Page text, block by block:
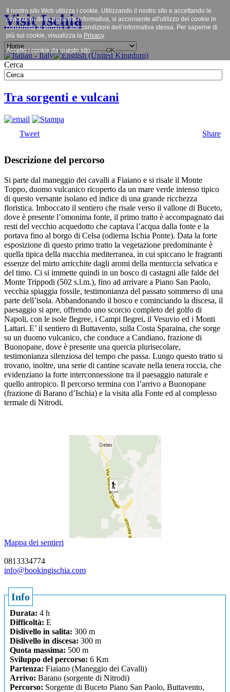
Visit Ischia
Cerca
Tra sorgenti e vulcani
Tweet Share
Descrizione del percorso
Si parte dal maneggio dei cavalli a Fiaiano e si risale il Monte
Toppo, duomo vulcanico ricoperto da un mare verde intenso tipico
di questo versante isolano ed indice di una grande ricchezza
floristica. Imboccato il sentiero che risale verso il vallone di Buceto,
dove è presente l’omonima fonte, il primo tratto è accompagnato dai
resti del vecchio acquedotto che captava l’acqua dalla fonte e la
portava fino al borgo di Celsa (odierna Ischia Ponte). Data la forte
esposizione di questo primo tratto la vegetazione predominante è
quella tipica della macchia mediterranea, in cui spiccano le fragranti
essenze del mirto arricchite dagli aromi della mentuccia selvatica e
del timo. Ci si immette quindi in un bosco di castagni alle falde del
Monte Trippodi (502 s.l.m.), fino ad arrivare a Piano San Paolo,
vecchia spiaggia fossile, testimonianza del passato sommerso di una
parte dell’isola. Abbandonando il bosco e cominciando la discesa, il
paesaggio si apre, offrendo uno scorcio completo del golfo di
Napoli, con le isole flegree, i Campi flegrei, il Vesuvio ed i Monti
Lattari. E’ il sentiero di Buttavento, sulla Costa Sparaina, che sorge
su un duomo vulcanico, che conduce a Candiano, frazione di
Buonopane, dove è presente una quercia plurisecolare,
testimonianza silenziosa del tempo che passa. Lungo questo tratto si
trovano, inoltre, una serie di cantine scavate nella tenera roccia, che
evidenziano la forte interconnessione tra il paesaggio naturale e
quello antropico. Il percorso termina con l’arrivo a Buonopane
(frazione di Barano d’Ischia) e la visita alla Fonte ed al complesso
termale di Nitrodi.
Mappa dei sentieri
0813334774
info@bookingischia.com
Info
Durata: 4 h
Difficoltà: E
Dislivello in salita: 300 m
Dislivello in discesa: 300 m
Quota massima: 500 m
Sviluppo del percorso: 6 Km
Partenza: Fiaiano (Maneggio dei Cavalli)
Arrivo: Barano (sorgente di Nitrodi)
Percorso: Sorgente di Buceto Piano San Paolo, Buttavento,
Il nostro sito Web utilizza i cookie. Utilizzando il nostro sito e accettando le
condizioni della presente informativa, si acconsente all'utilizzo dei cookie in
conformità ai termini e alle condizioni dell’informativa stessa. Per saperne di
più sui cookie, visualizza la Privacy.
Accetto i cookie da questo sito. OK